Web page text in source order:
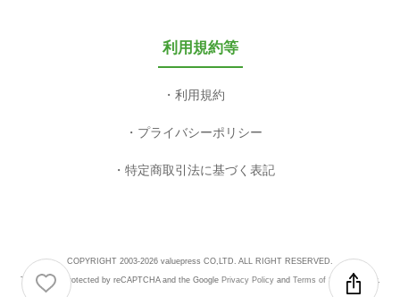
利用規約等
利用規約
プライバシーポリシー
特定商取引法に基づく表記
COPYRIGHT 2003-2026 valuepress CO,LTD. ALL RIGHT RESERVED.
This site is protected by reCAPTCHA and the Google Privacy Policyand Terms of Serviceapply.